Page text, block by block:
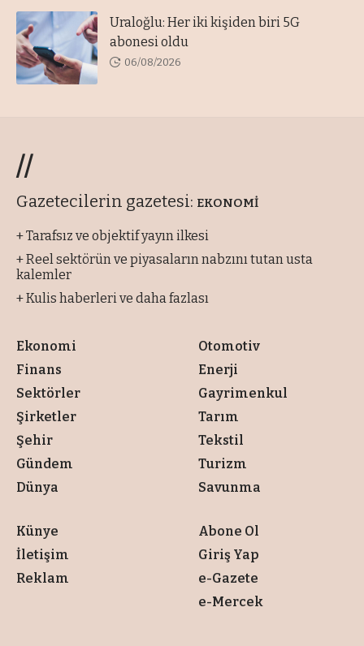
Uraloğlu: Her iki kişiden biri 5G
abonesi oldu
06/08/2026
//
Gazetecilerin gazetesi: EKONOMİ
+ Tarafsız ve objektif yayın ilkesi
+ Reel sektörün ve piyasaların nabzını tutan usta
kalemler
+ Kulis haberleri ve daha fazlası
Ekonomi
Finans
Sektörler
Şirketler
Şehir
Gündem
Dünya
Otomotiv
Enerji
Gayrimenkul
Tarım
Tekstil
Turizm
Savunma
Künye
İletişim
Reklam
Abone Ol
Giriş Yap
e-Gazete
e-Mercek